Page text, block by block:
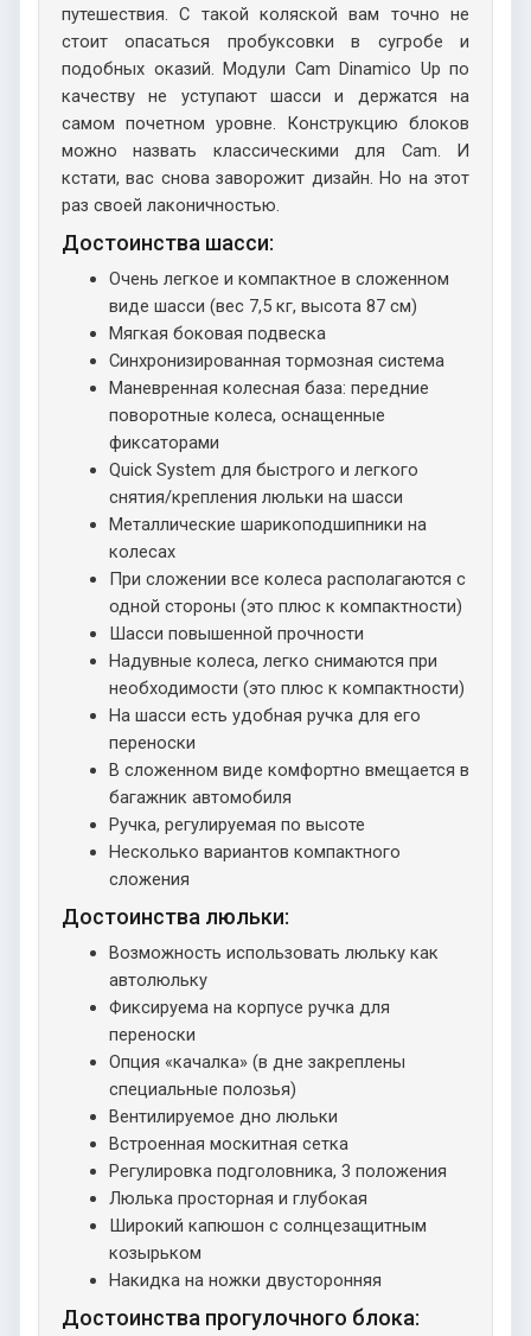
путешествия. С такой коляской вам точно не
стоит опасаться пробуксовки в сугробе и
подобных оказий. Модули Cam Dinamico Up по
качеству не уступают шасси и держатся на
самом почетном уровне. Конструкцию блоков
можно назвать классическими для Cam. И
кстати, вас снова заворожит дизайн. Но на этот
раз своей лаконичностью.
Достоинства шасси:
Очень легкое и компактное в сложенном
виде шасси (вес 7,5 кг, высота 87 см)
Мягкая боковая подвеска
Синхронизированная тормозная система
Маневренная колесная база: передние
поворотные колеса, оснащенные
фиксаторами
Quick System для быстрого и легкого
снятия/крепления люльки на шасси
Металлические шарикоподшипники на
колесах
При сложении все колеса располагаются с
одной стороны (это плюс к компактности)
Шасси повышенной прочности
Надувные колеса, легко снимаются при
необходимости (это плюс к компактности)
На шасси есть удобная ручка для его
переноски
В сложенном виде комфортно вмещается в
багажник автомобиля
Ручка, регулируемая по высоте
Несколько вариантов компактного
сложения
Достоинства люльки:
Возможность использовать люльку как
автолюльку
Фиксируема на корпусе ручка для
переноски
Опция «качалка» (в дне закреплены
специальные полозья)
Вентилируемое дно люльки
Встроенная москитная сетка
Регулировка подголовника, 3 положения
Люлька просторная и глубокая
Широкий капюшон с солнцезащитным
козырьком
Накидка на ножки двусторонняя
Достоинства прогулочного блока: